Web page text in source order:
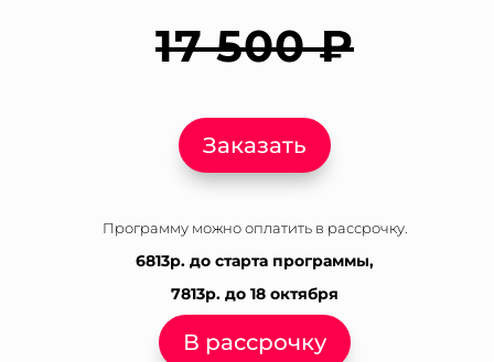
17 500 ₽
Заказать
Программу можно оплатить в рассрочку.
6813р. до старта программы,
7813р. до 18 октября
В рассрочку